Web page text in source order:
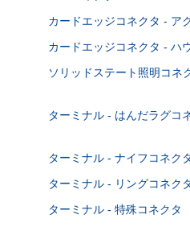
カードエッジコネクタ - ア
カードエッジコネクタ - ハ
ソリッドステート照明コネ
ターミナル - はんだラグコ
ターミナル - ナイフコネク
ターミナル - リングコネク
ターミナル - 特殊コネクタ